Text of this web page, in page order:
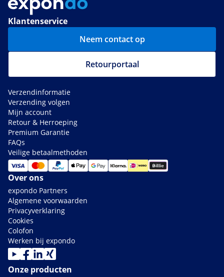
Klantenservice
Neem contact op
Retourportaal
Verzendinformatie
Verzending volgen
Mijn account
Retour & Herroeping
Premium Garantie
FAQs
Veilige betaalmethoden
Over ons
expondo Partners
Algemene voorwaarden
Privacyverklaring
Cookies
Colofon
Werken bij expondo
Onze producten